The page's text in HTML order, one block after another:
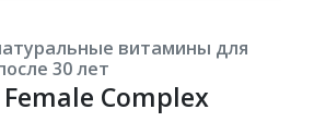
витамины для
30 лет
Complex